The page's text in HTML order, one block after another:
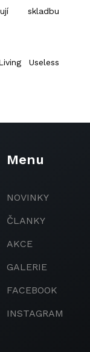
skladbu
Useless
Menu
NOVINKY
ČLANKY
AKCE
GALERIE
FACEBOOK
INSTAGRAM